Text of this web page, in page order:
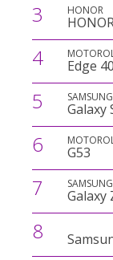
3 HONOR
4 Edge 40
5 SAMSUNG
Galaxy
6 G53
7 SAMSUNG
Galaxy
8